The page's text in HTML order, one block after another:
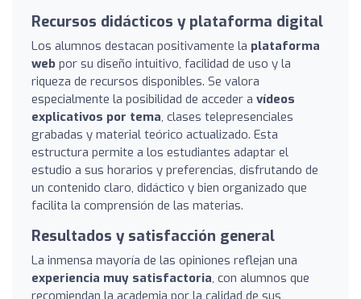
Recursos didácticos y plataforma digital
Los alumnos destacan positivamente la plataforma
web por su diseño intuitivo, facilidad de uso y la
riqueza de recursos disponibles. Se valora
especialmente la posibilidad de acceder a vídeos
explicativos por tema, clases telepresenciales
grabadas y material teórico actualizado. Esta
estructura permite a los estudiantes adaptar el
estudio a sus horarios y preferencias, disfrutando de
un contenido claro, didáctico y bien organizado que
facilita la comprensión de las materias.
Resultados y satisfacción general
La inmensa mayoría de las opiniones reflejan una
experiencia muy satisfactoria, con alumnos que
recomiendan la academia por la calidad de sus